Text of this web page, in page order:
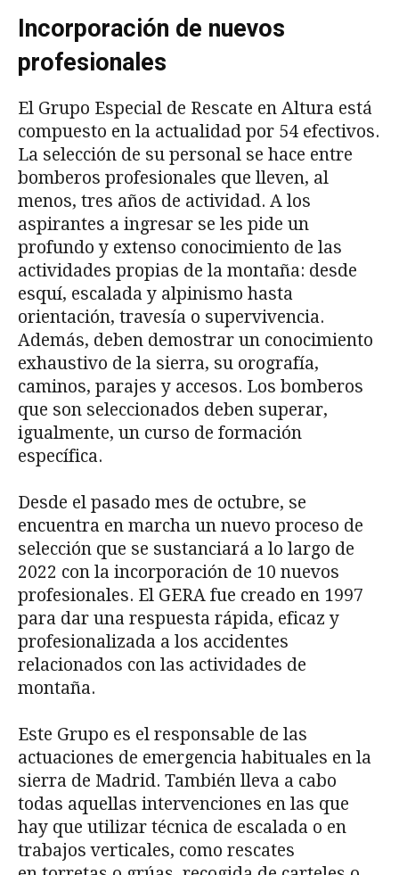
Incorporación de nuevos
profesionales
El Grupo Especial de Rescate en Altura está
compuesto en la actualidad por 54 efectivos.
La selección de su personal se hace entre
bomberos profesionales que lleven, al
menos, tres años de actividad. A los
aspirantes a ingresar se les pide un
profundo y extenso conocimiento de las
actividades propias de la montaña: desde
esquí, escalada y alpinismo hasta
orientación, travesía o supervivencia.
Además, deben demostrar un conocimiento
exhaustivo de la sierra, su orografía,
caminos, parajes y accesos. Los bomberos
que son seleccionados deben superar,
igualmente, un curso de formación
específica.
Desde el pasado mes de octubre, se
encuentra en marcha un nuevo proceso de
selección que se sustanciará a lo largo de
2022 con la incorporación de 10 nuevos
profesionales. El GERA fue creado en 1997
para dar una respuesta rápida, eficaz y
profesionalizada a los accidentes
relacionados con las actividades de
montaña.
Este Grupo es el responsable de las
actuaciones de emergencia habituales en la
sierra de Madrid. También lleva a cabo
todas aquellas intervenciones en las que
hay que utilizar técnica de escalada o en
trabajos verticales, como rescates